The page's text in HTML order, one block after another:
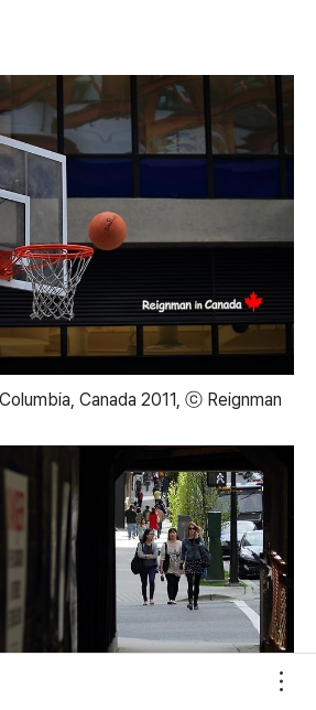
Canada 2011, ⓒ Reignman